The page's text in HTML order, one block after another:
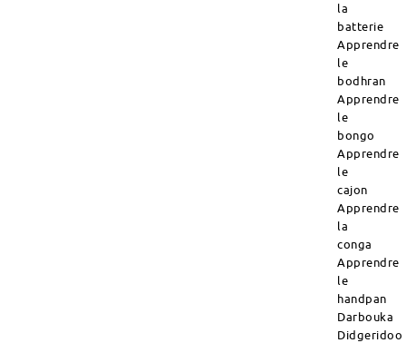
la
batterie
Apprendre
le
bodhran
Apprendre
le
bongo
Apprendre
le
cajon
Apprendre
la
conga
Apprendre
le
handpan
Darbouka
Didgeridoo